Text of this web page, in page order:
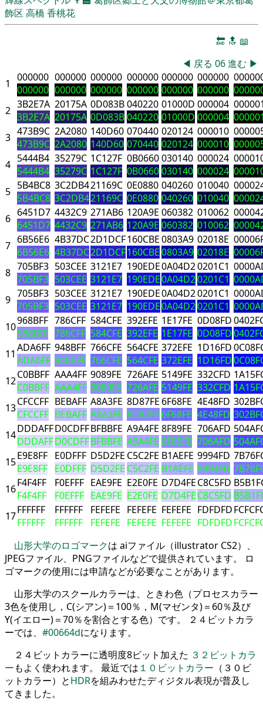
飾区 高橋 香桃花
🔚 🔝 📖
◀ 戻る 06進む ▶
1
000000
000000
000000
000000
000000
000000
000000
000000
000000
000000
000000
000000
2 3B2E7A
3B2E7A
20175A
20175A
0D083B
0D083B
040220
040220
01000D
01000D
000004
000004
3 473B9C
473B9C
2A2080
2A2080
140D60
140D60
070440
070440
020124
020124
000010
000010
4 5444B4
5444B4
35279C
35279C
1C127F
1C127F
0B0660
0B0660
030140
030140
000024
000024
5 5B4BC8
5B4BC8
3C2DB4
3C2DB4
21169C
21169C
0E0880
0E0880
040260
040260
010040
010040
6 6451D7
6451D7
4432C9
4432C9
271AB6
271AB6
120A9E
120A9E
060382
060382
010062
010062
7 6B56E6
6B56E6
4B37DC
4B37DC
2D1DCF
2D1DCF
160CBE
160CBE
0803A9
0803A9
02018E
02018E
8 705BF3
705BF3
503CEE
503CEE
3121E7
3121E7
190EDE
190EDE
0A04D2
0A04D2
0201C1
0201C1
9 705BF3
705BF3
503CEE
503CEE
3121E7
3121E7
190EDE
190EDE
0A04D2
0A04D2
0201C1
0201C1
10968BFF
968BFF
786CFF
786CFF
584CFE
584CFE
392EFE
392EFE
1E17FE
1E17FE
0D08FD
0D08FD
11 ADA6FF
ADA6FF
948BFF
948BFF
766CFE
766CFE
564CFE
564CFE
372EFE
372EFE
1D16FD
1D16FD
12C0BBFF
C0BBFF
AAA4FF
AAA4FF
9089FE
9089FE
726AFE
726AFE
5149FE
5149FE
332CFD
332CFD
13CFCCFF
CFCCFF
BEBAFF
BEBAFF
A8A3FE
A8A3FE
8D87FE
8D87FE
6F68FE
6F68FE
4E48FD
4E48FD
14DDDAFF
DDDAFF
D0CDFF
D0CDFF
BFBBFE
BFBBFE
A9A4FE
A9A4FE
8F89FE
8F89FE
706AFD
706AFD
15E9E8FF
E9E8FF
E0DFFF
E0DFFF
D5D2FE
D5D2FE
C5C2FE
C5C2FE
B1AEFE
B1AEFE
9994FD
9994FD
16F4F4FF
F4F4FF
F0EFFF
F0EFFF
EAE9FE
EAE9FE
E2E0FE
E2E0FE
D7D4FE
D7D4FE
C8C5FD
C8C5FD
17FFFFFF
FFFFFF
FFFFFF
FFFFFF
FEFEFE
FEFEFE
FEFEFE
FEFEFE
FEFEFE
FEFEFE
FDFDFD
FDFDFD
山形大学のロゴマークは aiファイル（illustrator CS2）、
JPEGファイル、PNGファイルなどで提供されています。 ロ
ゴマークの使用には申請などが必要なことがあります。
山形大学のスクールカラーは、ときわ色（プロセスカラー
3色を使用し，C(シアン)＝100％，M(マゼンタ)＝60％及び
Y(イエロー)＝70％を割合とする色）です。 ２４ビットカラ
ーでは、 #00664dになります。
２４ビットカラーに透明度8ビット加えた ３２ビットカラ
ーもよく使われます。 最近では １０ビットカラー （３０ビ
ットカラー）とHDRを組みわせたディジタル表現が普及し
てきました。